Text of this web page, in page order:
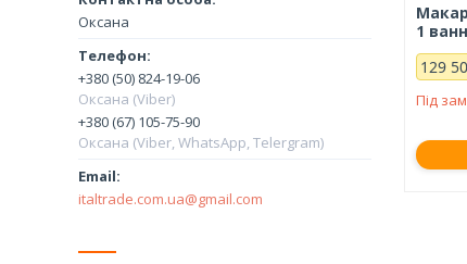
1
129
Під
Оксана
+380 (50) 824-19-06
Оксана (Viber)
+380 (67) 105-75-90
Оксана (Viber, WhatsApp, Telergram)
italtrade.com.ua@gmail.com